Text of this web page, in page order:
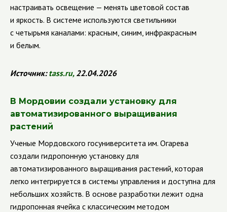
настраивать освещение — менять цветовой состав
и яркость. В системе используются светильники
с четырьмя каналами: красным, синим, инфракрасным
и белым.
Источник: tass.ru,22.04.2026
В Мордовии создали установку для
автоматизированного выращивания
растений
Ученые Мордовского госуниверситета им. Огарева
создали гидропонную установку для
автоматизированного выращивания растений, которая
легко интегрируется в системы управления и доступна для
небольших хозяйств. В основе разработки лежит одна
гидропонная ячейка с классическим методом